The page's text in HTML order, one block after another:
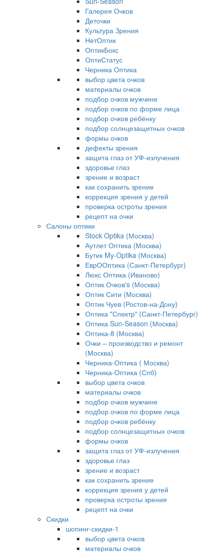
Галерея Очков
Деточки
Культура Зрения
НетОптик
ОптикБокс
ОптиСтатус
Черника Оптика
выбор цвета очков
материалы очков
подбор очков мужчине
подбор очков по форме лица
подбор очков ребёнку
подбор солнцезащитных очков
формы очков
дефекты зрения
защита глаз от УФ-излучения
здоровье глаз
зрение и возраст
как сохранить зрение
коррекция зрения у детей
проверка остроты зрения
рецепт на очки
Салоны оптики
Stock Optika (Москва)
Аутлет Оптика (Москва)
Бутик My-Optika (Москва)
ЕврООптика (Санкт-Петербург)
Люкс Оптика (Иваново)
Оптик Очков's (Москва)
Оптик Сити (Москва)
Оптик Чуев (Ростов-на-Дону)
Оптика "Спектр" (Санкт-Петербург)
Оптика Sun-Season (Москва)
Оптика-8 (Москва)
Очки – производство и ремонт
(Москва)
Черника-Оптика ( Москва)
Черника-Оптика (Спб)
выбор цвета очков
материалы очков
подбор очков мужчине
подбор очков по форме лица
подбор очков ребёнку
подбор солнцезащитных очков
формы очков
защита глаз от УФ-излучения
здоровье глаз
зрение и возраст
как сохранить зрение
коррекция зрения у детей
проверка остроты зрения
рецепт на очки
Скидки
шопинг-скидки-1
выбор цвета очков
материалы очков